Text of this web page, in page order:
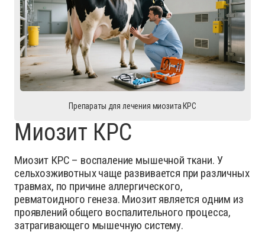
Препараты для лечения миозита КРС
Миозит КРС
Миозит КРС – воспаление мышечной ткани. У
сельхозживотных чаще развивается при различных
травмах, по причине аллергического,
ревматоидного генеза. Миозит является одним из
проявлений общего воспалительного процесса,
затрагивающего мышечную систему.